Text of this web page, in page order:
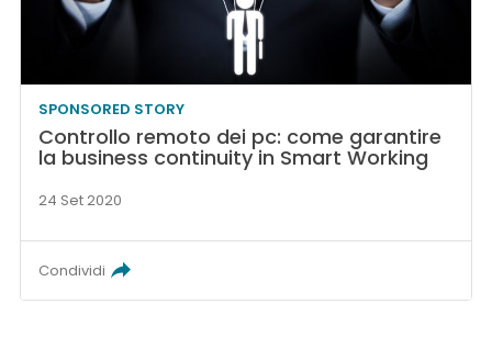
SPONSORED STORY
Controllo remoto dei pc: come garantire
la business continuity in Smart Working
24 Set 2020
Condividi